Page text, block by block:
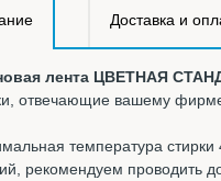
Доставка и
лента ЦВЕТНАЯ
отвечающие вашему
температура
рекомендуем проводить